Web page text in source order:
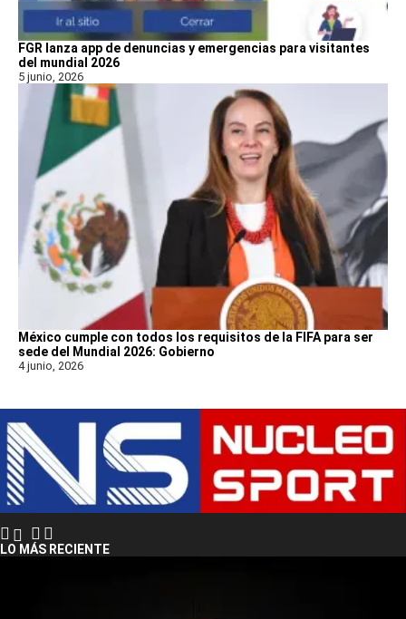
FGR lanza app de denuncias y emergencias para visitantes
del mundial 2026
5 junio, 2026
México cumple con todos los requisitos de la FIFA para ser
sede del Mundial 2026: Gobierno
4 junio, 2026
LO MÁS RECIENTE